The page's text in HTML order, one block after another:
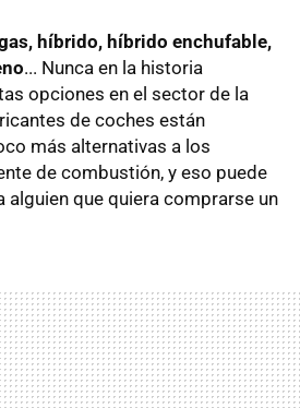
híbrido, híbrido enchufable,
... Nunca en la historia
opciones en el sector de la
de coches están
más alternativas a los
de combustión, y eso puede
alguien que quiera comprarse un